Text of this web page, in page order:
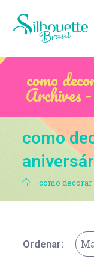
como
Archives
como
. como
Ordenar: